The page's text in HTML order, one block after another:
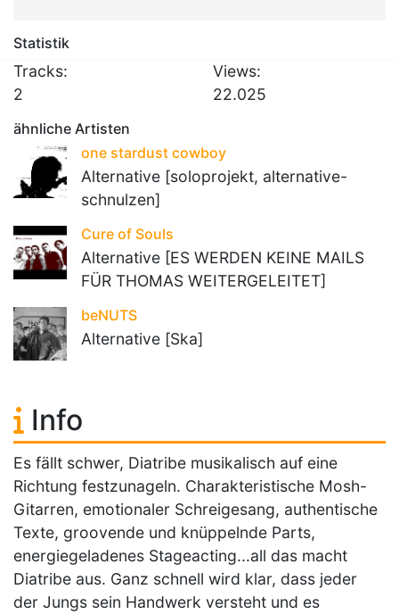
Statistik
Tracks:
2
Views:
22.025
ähnliche Artisten
one stardust cowboy
Alternative [soloprojekt, alternative-
schnulzen]
Cure of Souls
Alternative [ES WERDEN KEINE MAILS
FÜR THOMAS WEITERGELEITET]
beNUTS
Alternative [Ska]
Info
Es fällt schwer, Diatribe musikalisch auf eine
Richtung festzunageln. Charakteristische Mosh-
Gitarren, emotionaler Schreigesang, authentische
Texte, groovende und knüppelnde Parts,
energiegeladenes Stageacting...all das macht
Diatribe aus. Ganz schnell wird klar, dass jeder
der Jungs sein Handwerk versteht und es